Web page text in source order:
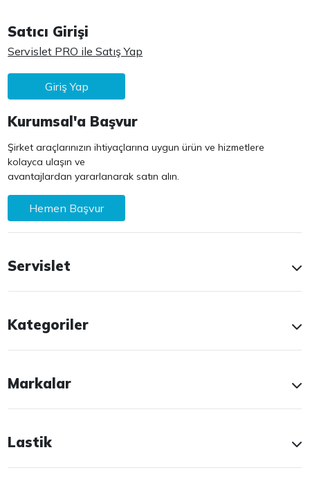
Satıcı Girişi
Servislet PRO ile Satış Yap
Giriş Yap
Kurumsal'a Başvur
Şirket araçlarınızın ihtiyaçlarına uygun ürün ve hizmetlere
kolayca ulaşın ve
avantajlardan yararlanarak satın alın.
Hemen Başvur
Servislet
Kategoriler
Markalar
Lastik